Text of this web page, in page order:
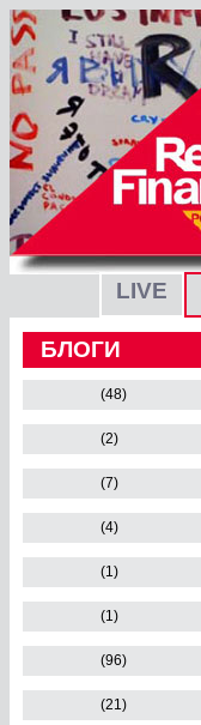
LIVE
БЛОГИ
(48)
(2)
(7)
(4)
(1)
(1)
(96)
(21)